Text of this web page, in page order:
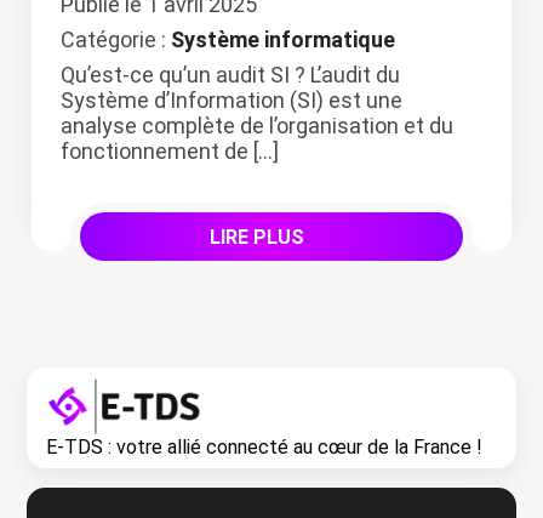
Catégorie : Système informatique
Qu’est-ce qu’un audit SI ? L’audit du
Système d’Information (SI) est une
analyse complète de l’organisation et du
fonctionnement de […]
LIRE PLUS
E-TDS : votre allié connecté au cœur de la France !